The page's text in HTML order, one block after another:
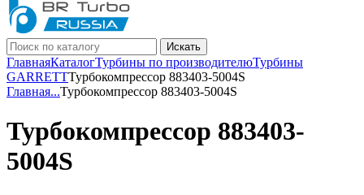
Искать
ГлавнаяКаталогТурбины по производителюТурбины
GARRETTТурбокомпрессор 883403-5004S
Главная...Турбокомпрессор 883403-5004S
Турбокомпрессор 883403-
5004S